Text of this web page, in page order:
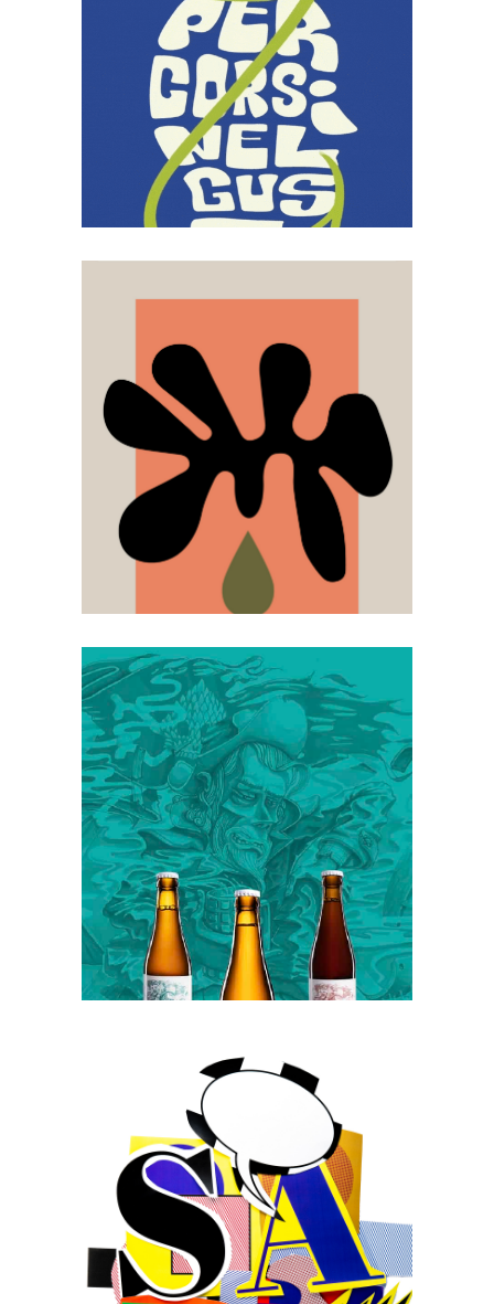
Branding Design EventsPoster
Web design
Percorsi nel
gusto
Consulenza creativa
Corporate Identity
Design
Motion designStrategia
Tenuta degli
Ulivi – Dimora
contadina
BrandingConsulenza creativa
Corporate Identity Design
Illustration Label Design
Photography
Malto Più – La
birra dei pirati
DesignPubblishing
Gruppo SADA –
valori che fanno
rumore